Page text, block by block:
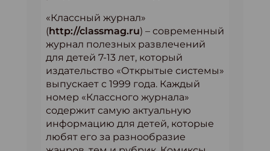
«Классный журнал»
(http://classmag.ru) – современный
журнал полезных развлечений
для детей 7-13 лет, который
издательство «Открытые системы»
выпускает с 1999 года. Каждый
номер «Классного журнала»
содержит самую актуальную
информацию для детей, которые
любят его за разнообразие